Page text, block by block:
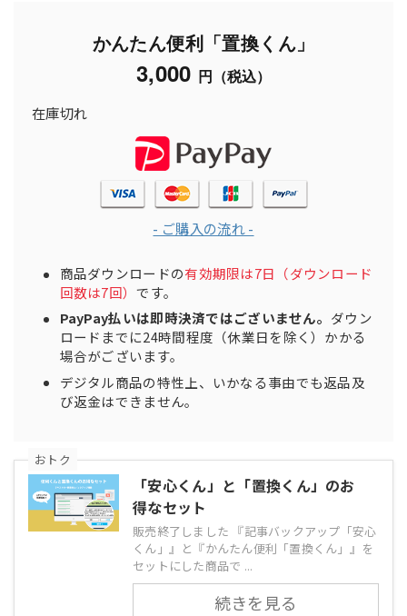
かんたん便利「置換くん」
3,000 円（税込）
在庫切れ
- ご購入の流れ -
商品ダウンロードの有効期限は7日（ダウンロード
回数は7回）です。
PayPay払いは即時決済ではございません。 ダウン
ロードまでに24時間程度（休業日を除く）かかる
場合がございます。
デジタル商品の特性上、いかなる事由でも返品及
び返金はできません。
おトク
「安心くん」と「置換くん」のお
得なセット
販売終了しました 『記事バックアップ「安心
くん」』と『かんたん便利「置換くん」』を
セットにした商品で ...
続きを見る